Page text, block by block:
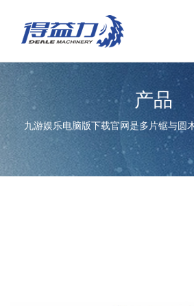
产品
九游娱乐电脑版下载官网是多片锯与圆